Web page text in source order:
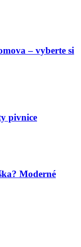
– vyberte si
pivnice
Moderné